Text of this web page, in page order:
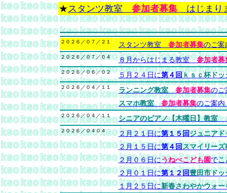
★スタンツ教室 参加者募集はじまり
２０２６／０７／２１ スタンツ教室 参加者募集のご
２０２６／０７／０４ ８月からはじまる教室参加者募
２０２６／０６／０２ ５月２４日に第４回 ｋｓｃ杯ド
２０２６／０４／１１ ランニング教室 参加者募集の
スマホ教室
参加者募集のご案
２０２６／０４／１１ シニアのピアノ【木曜日】教室
２０２６／０４０４ ２月２１日に第１５回ジュニアド
２月１５日に第４回スマイリーズ
２月０６日にうねべこども園でこ
２月０１日に第１２回豊田市ド
１月２５日に新春さわやかウォー